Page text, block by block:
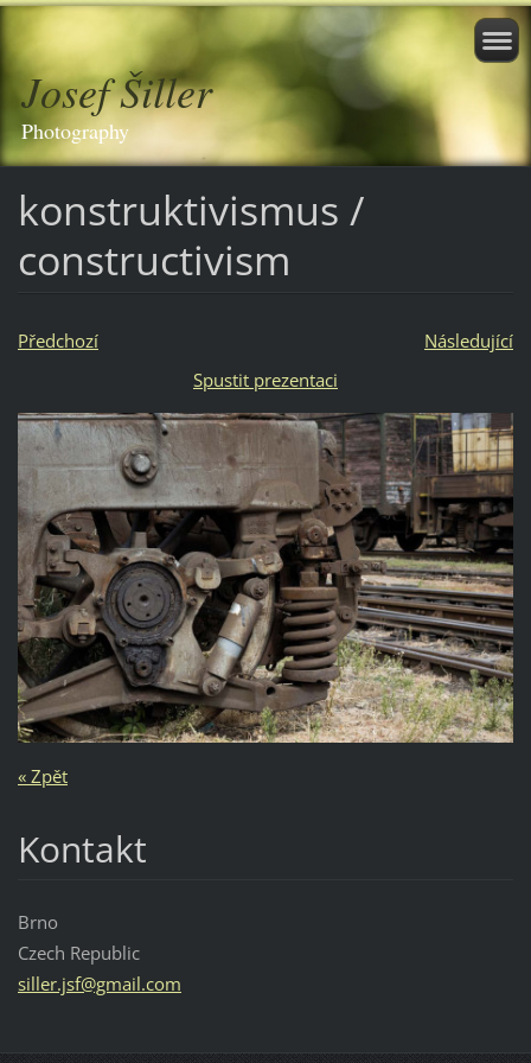
Josef Šiller
Photography
konstruktivismus /
constructivism
Předchozí
Následující
Spustit prezentaci
« Zpět
Kontakt
Brno
Czech Republic
siller.jsf@gmail.com